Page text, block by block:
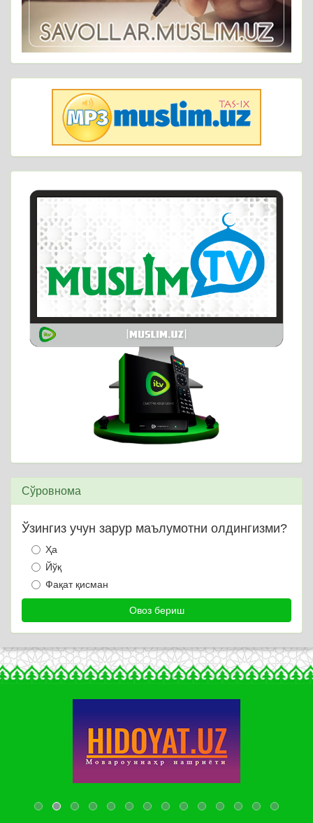
Сўровнома
Ўзингиз учун зарур маълумотни олдингизми?
Ҳа
Йўқ
Фақат қисман